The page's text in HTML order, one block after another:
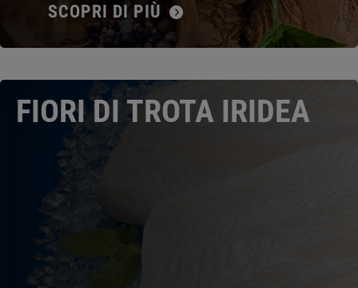
SCOPRI DI PIÙ
FIORI DI TROTA IRIDEA